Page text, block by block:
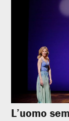
L’uomo